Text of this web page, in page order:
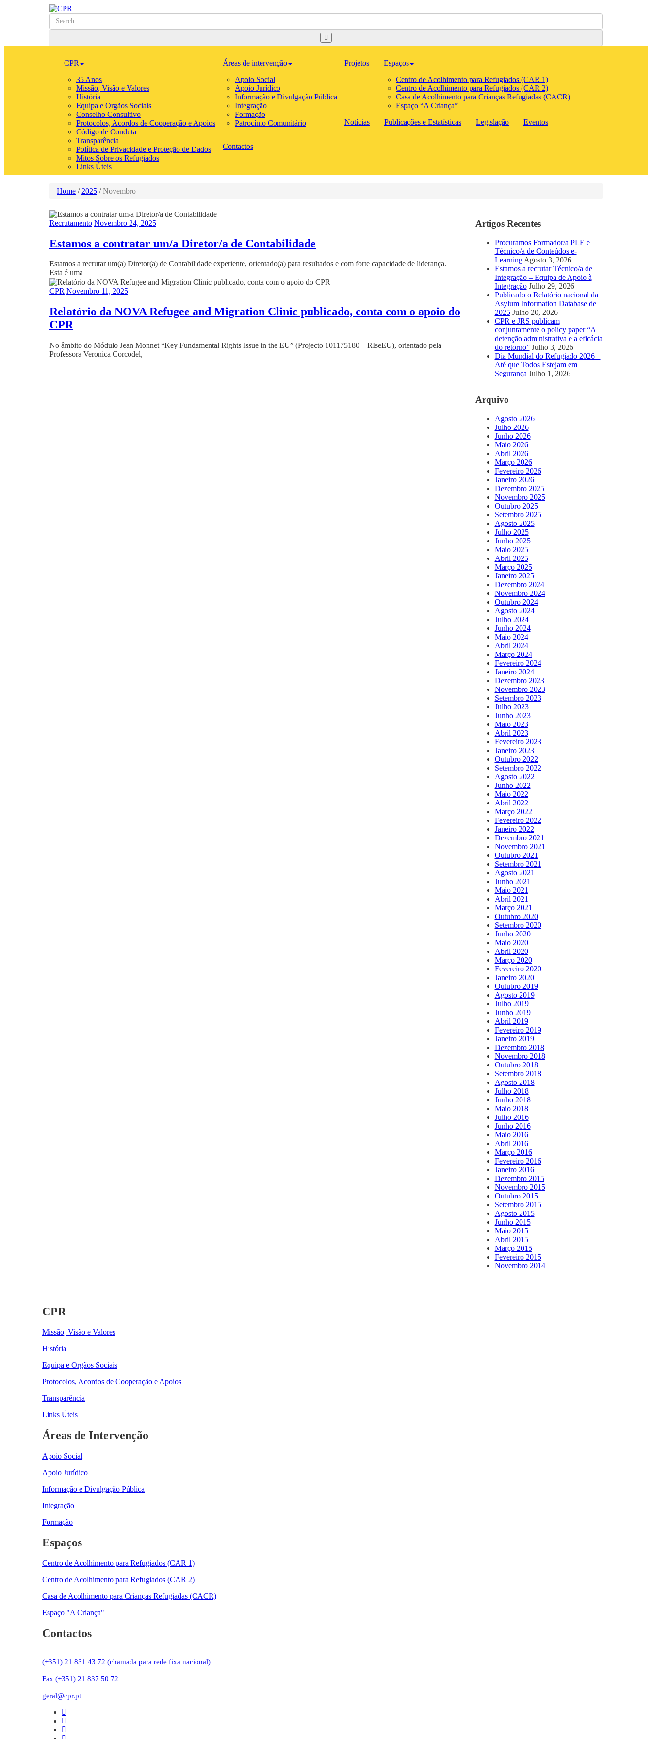
CPR
35 Anos
Missão, Visão e Valores
História
Equipa e Orgãos Sociais
Conselho Consultivo
Protocolos, Acordos de Cooperação e Apoios
Código de Conduta
Transparência
Política de Privacidade e Proteção de Dados
Mitos Sobre os Refugiados
Links Úteis
Áreas de intervenção
Apoio Social
Apoio Jurídico
Informação e Divulgação Pública
Integração
Formação
Patrocínio Comunitário
Projetos
Espaços
Centro de Acolhimento para Refugiados (CAR 1)
Centro de Acolhimento para Refugiados (CAR 2)
Casa de Acolhimento para Crianças Refugiadas (CACR)
Espaço “A Criança”
Notícias
Publicações e Estatísticas Legislação Eventos
Contactos
Home / 2025 /Novembro
Recrutamento Novembro 24, 2025
Estamos a contratar um/a Diretor/a de Contabilidade
Estamos a recrutar um(a) Diretor(a) de Contabilidade experiente, orientado(a) para resultados e com forte capacidade de liderança.
Esta é uma
CPR Novembro 11, 2025
Relatório da NOVA Refugee and Migration Clinic publicado, conta com o apoio do
CPR
No âmbito do Módulo Jean Monnet “Key Fundamental Rights Issue in the EU” (Projecto 101175180 – RIseEU), orientado pela
Professora Veronica Corcodel,
Artigos Recentes
Procuramos Formador/a PLE e
Técnico/a de Conteúdos e-
Learning Agosto 3, 2026
Estamos a recrutar Técnico/a de
Integração – Equipa de Apoio à
Integração Julho 29, 2026
Publicado o Relatório nacional da
Asylum Information Database de
2025 Julho 20, 2026
CPR e JRS publicam
conjuntamente o policy paper “A
detenção administrativa e a eficácia
do retorno” Julho 3, 2026
Dia Mundial do Refugiado 2026 –
Até que Todos Estejam em
Segurança Julho 1, 2026
Arquivo
Agosto 2026
Julho 2026
Junho 2026
Maio 2026
Abril 2026
Março 2026
Fevereiro 2026
Janeiro 2026
Dezembro 2025
Novembro 2025
Outubro 2025
Setembro 2025
Agosto 2025
Julho 2025
Junho 2025
Maio 2025
Abril 2025
Março 2025
Janeiro 2025
Dezembro 2024
Novembro 2024
Outubro 2024
Agosto 2024
Julho 2024
Junho 2024
Maio 2024
Abril 2024
Março 2024
Fevereiro 2024
Janeiro 2024
Dezembro 2023
Novembro 2023
Setembro 2023
Julho 2023
Junho 2023
Maio 2023
Abril 2023
Fevereiro 2023
Janeiro 2023
Outubro 2022
Setembro 2022
Agosto 2022
Junho 2022
Maio 2022
Abril 2022
Março 2022
Fevereiro 2022
Janeiro 2022
Dezembro 2021
Novembro 2021
Outubro 2021
Setembro 2021
Agosto 2021
Junho 2021
Maio 2021
Abril 2021
Março 2021
Outubro 2020
Setembro 2020
Junho 2020
Maio 2020
Abril 2020
Março 2020
Fevereiro 2020
Janeiro 2020
Outubro 2019
Agosto 2019
Julho 2019
Junho 2019
Abril 2019
Fevereiro 2019
Janeiro 2019
Dezembro 2018
Novembro 2018
Outubro 2018
Setembro 2018
Agosto 2018
Julho 2018
Junho 2018
Maio 2018
Julho 2016
Junho 2016
Maio 2016
Abril 2016
Março 2016
Fevereiro 2016
Janeiro 2016
Dezembro 2015
Novembro 2015
Outubro 2015
Setembro 2015
Agosto 2015
Junho 2015
Maio 2015
Abril 2015
Março 2015
Fevereiro 2015
Novembro 2014
CPR
Missão, Visão e Valores
História
Equipa e Orgãos Sociais
Protocolos, Acordos de Cooperação e Apoios
Transparência
Links Úteis
Áreas de Intervenção
Apoio Social
Apoio Jurídico
Informação e Divulgação Pública
Integração
Formação
Espaços
Centro de Acolhimento para Refugiados (CAR 1)
Centro de Acolhimento para Refugiados (CAR 2)
Casa de Acolhimento para Crianças Refugiadas (CACR)
Espaço "A Criança"
Contactos
(+351) 21 831 43 72 (chamada para rede fixa nacional)
Fax (+351) 21 837 50 72
geral@cpr.pt